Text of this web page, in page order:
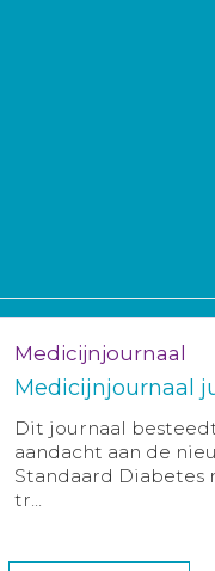
Medicijnjournaal
Medicijnjournaal
Dit journaal
aandacht aan de
Standaard Diabetes
tr...